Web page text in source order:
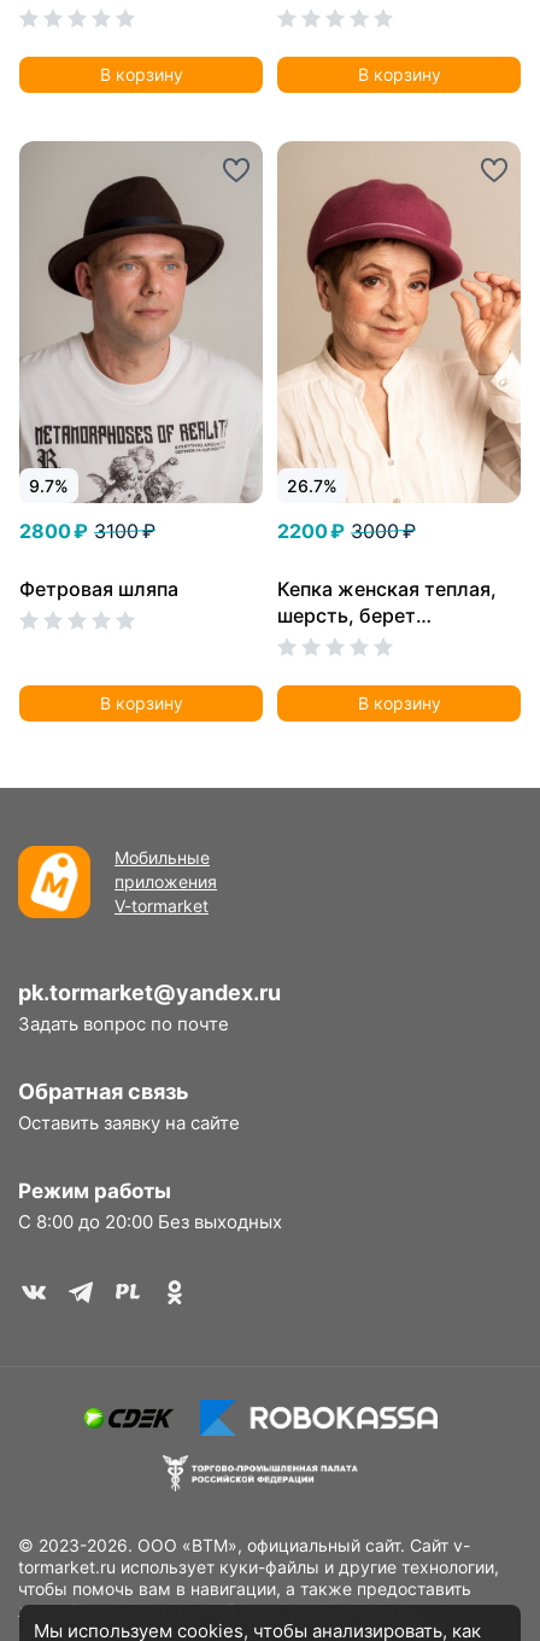
шерстяной, берет
уши.
В корзину
шерстяной, берет
уши.
В корзину
9.7%
2800 ₽ 3100 ₽
Фетровая шляпа
В корзину
26.7%
2200 ₽ 3000 ₽
Кепка женская теплая,
шерсть, берет
шерстяной
В корзину
Мобильные
приложения
V-tormarket
pk.tormarket@yandex.ru
Задать вопрос по почте
Обратная связь
Оставить заявку на сайте
Режим работы
С 8:00 до 20:00 Без выходных
© 2023-2026. ООО «ВТМ», официальный сайт. Сайт v-
tormarket.ru использует куки-файлы и другие технологии,
чтобы помочь вам в навигации, а также предоставить
лучший пользовательский опыт, анализировать
использование наших продуктов и услуг, повысить
Мы используем cookies, чтобы анализировать, как